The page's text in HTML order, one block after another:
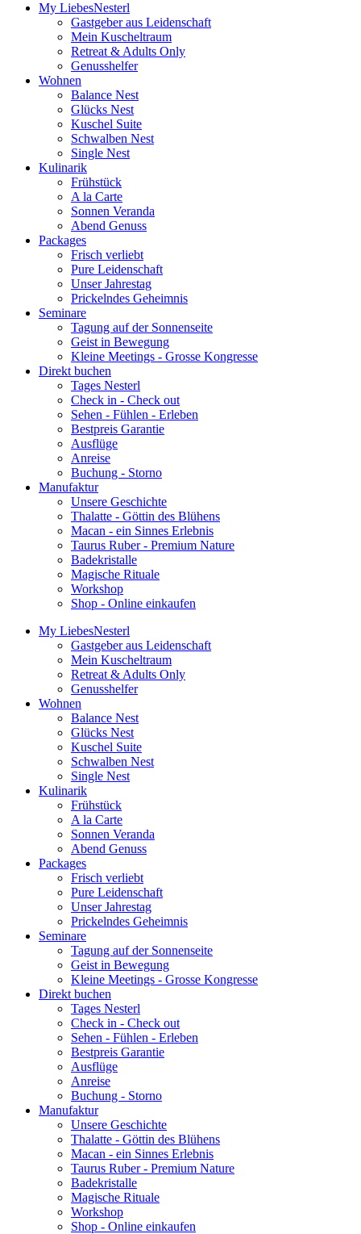
My LiebesNesterl
Gastgeber aus Leidenschaft
Mein Kuscheltraum
Retreat & Adults Only
Genusshelfer
Wohnen
Balance Nest
Glücks Nest
Kuschel Suite
Schwalben Nest
Single Nest
Kulinarik
Frühstück
A la Carte
Sonnen Veranda
Abend Genuss
Packages
Frisch verliebt
Pure Leidenschaft
Unser Jahrestag
Prickelndes Geheimnis
Seminare
Tagung auf der Sonnenseite
Geist in Bewegung
Kleine Meetings - Grosse Kongresse
Direkt buchen
Tages Nesterl
Check in - Check out
Sehen - Fühlen - Erleben
Bestpreis Garantie
Ausflüge
Anreise
Buchung - Storno
Manufaktur
Unsere Geschichte
Thalatte - Göttin des Blühens
Macan - ein Sinnes Erlebnis
Taurus Ruber - Premium Nature
Badekristalle
Magische Rituale
Workshop
Shop - Online einkaufen
My LiebesNesterl
Gastgeber aus Leidenschaft
Mein Kuscheltraum
Retreat & Adults Only
Genusshelfer
Wohnen
Balance Nest
Glücks Nest
Kuschel Suite
Schwalben Nest
Single Nest
Kulinarik
Frühstück
A la Carte
Sonnen Veranda
Abend Genuss
Packages
Frisch verliebt
Pure Leidenschaft
Unser Jahrestag
Prickelndes Geheimnis
Seminare
Tagung auf der Sonnenseite
Geist in Bewegung
Kleine Meetings - Grosse Kongresse
Direkt buchen
Tages Nesterl
Check in - Check out
Sehen - Fühlen - Erleben
Bestpreis Garantie
Ausflüge
Anreise
Buchung - Storno
Manufaktur
Unsere Geschichte
Thalatte - Göttin des Blühens
Macan - ein Sinnes Erlebnis
Taurus Ruber - Premium Nature
Badekristalle
Magische Rituale
Workshop
Shop - Online einkaufen